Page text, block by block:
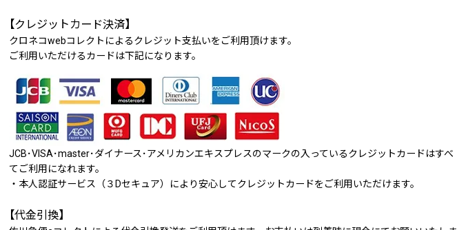
【クレジットカード決済】
クロネコwebコレクトによるクレジット支払いをご利用頂けます。
ご利用いただけるカードは下記になります。
JCB･VISA･master･ダイナース･アメリカンエキスプレスのマークの入っているクレジットカードはすべ
てご利用になれます。
・本人認証サービス（３Dセキュア）により安心してクレジットカードをご利用いただけます。
【代金引換】